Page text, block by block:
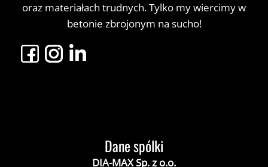
oraz materiałach trudnych. Tylko my wiercimy w
betonie zbrojonym na sucho!
Dane spólki
DIA-MAX Sp. z o.o.